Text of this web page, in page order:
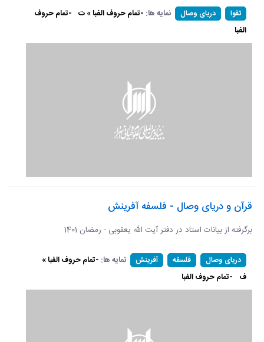
تقوا دریای وصال نمایه ها: -تمام حروف الفبا » ت -تمام حروف
الفبا
قرآن و دریای وصال - فلسفه آفرینش
برگرفته از بیانات استاد در دفتر آیت الله یعقوبی - رمضان 1401
دریای وصال فلسفه آفرینش نمایه ها: -تمام حروف الفبا »
ف -تمام حروف الفبا